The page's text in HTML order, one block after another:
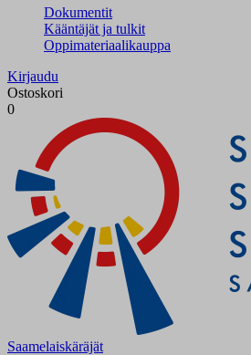
Dokumentit
Kääntäjät ja tulkit
Oppimateriaalikauppa
Kirjaudu
Ostoskori
0
Saamelaiskäräjät